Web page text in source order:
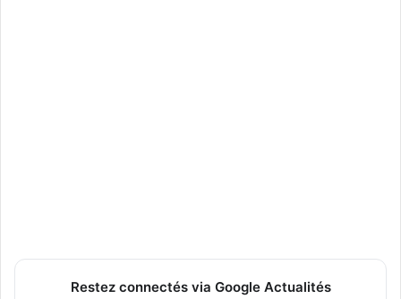
Restez connectés via Google Actualités